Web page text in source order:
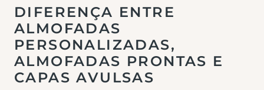
DIFERENÇA ENTRE
ALMOFADAS
PERSONALIZADAS,
ALMOFADAS PRONTAS E
CAPAS AVULSAS